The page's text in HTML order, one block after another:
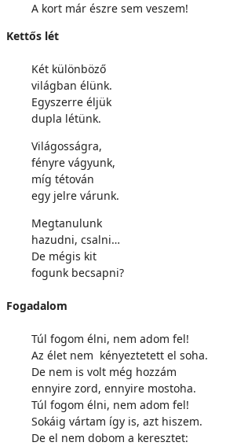
A kort már észre sem veszem!
Kettős lét
Két különböző
világban élünk.
Egyszerre éljük
dupla létünk.
Világosságra,
fényre vágyunk,
míg tétován
egy jelre várunk.
Megtanulunk
hazudni, csalni…
De mégis kit
fogunk becsapni?
Fogadalom
Túl fogom élni, nem adom fel!
Az élet nem kényeztetett el soha.
De nem is volt még hozzám
ennyire zord, ennyire mostoha.
Túl fogom élni, nem adom fel!
Sokáig vártam így is, azt hiszem.
De el nem dobom a keresztet: